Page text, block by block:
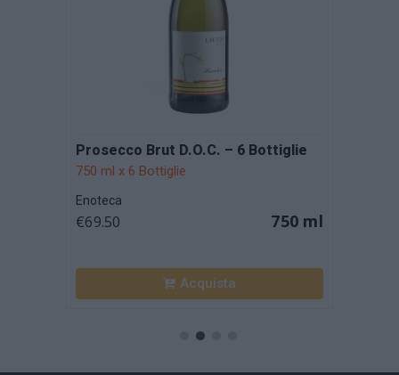
Prosecco Brut D.O.C. – 6 Bottiglie
750 ml x 6 Bottiglie
Enoteca
€69.50 750 ml